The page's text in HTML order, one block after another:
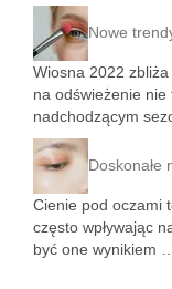
Nowe
Wiosna 2022
na odświeżenie
nadchodzącym
Doskonałe
Cienie pod oczami
często wpływając
być one wynikiem